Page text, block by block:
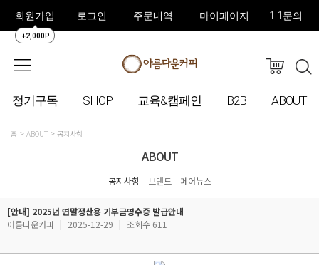
회원가입
+2,000P
로그인 주문내역 마이페이지 1:1문의
정기구독 SHOP 교육&캠페인 B2B ABOUT
홈 ABOUT 공지사항
ABOUT
공지사항 브랜드 페어뉴스
[안내] 2025년 연말정산용 기부금영수증 발급안내
아름다운커피
| 2025-12-29 | 조회수 611